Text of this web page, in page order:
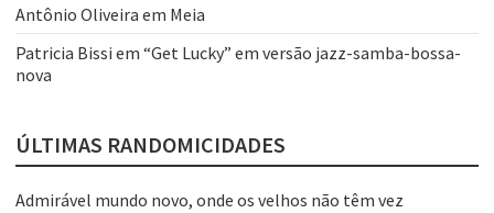
Antônio Oliveira em Meia
Patricia Bissi em “Get Lucky” em versão jazz-samba-bossa-
nova
ÚLTIMAS RANDOMICIDADES
Admirável mundo novo, onde os velhos não têm vez